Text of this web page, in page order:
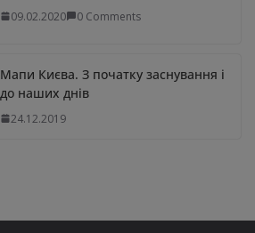
09.02.2020 0 Comments
Мапи Києва. З початку заснування і
до наших днів
24.12.2019